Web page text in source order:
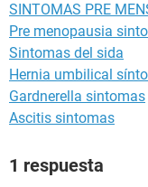
SINTOMAS PRE
Pre menopausia
Sintomas del sida
Hernia umbilical
Gardnerella sintomas
Ascitis sintomas
1 respuesta